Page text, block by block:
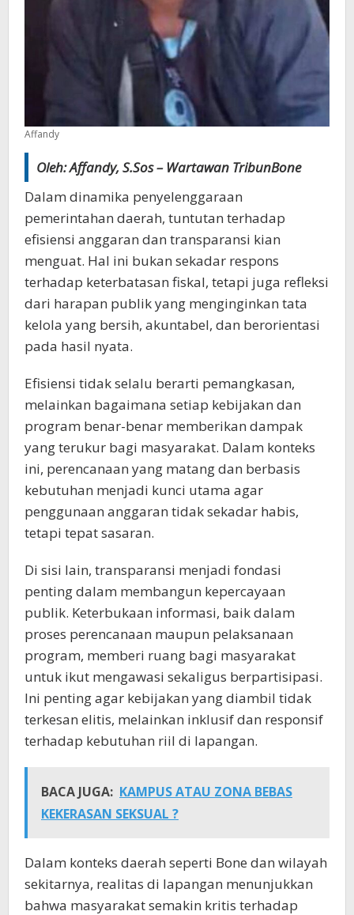
Affandy
Oleh: Affandy, S.Sos – Wartawan TribunBone
Dalam dinamika penyelenggaraan
pemerintahan daerah, tuntutan terhadap
efisiensi anggaran dan transparansi kian
menguat. Hal ini bukan sekadar respons
terhadap keterbatasan fiskal, tetapi juga refleksi
dari harapan publik yang menginginkan tata
kelola yang bersih, akuntabel, dan berorientasi
pada hasil nyata.
Efisiensi tidak selalu berarti pemangkasan,
melainkan bagaimana setiap kebijakan dan
program benar-benar memberikan dampak
yang terukur bagi masyarakat. Dalam konteks
ini, perencanaan yang matang dan berbasis
kebutuhan menjadi kunci utama agar
penggunaan anggaran tidak sekadar habis,
tetapi tepat sasaran.
Di sisi lain, transparansi menjadi fondasi
penting dalam membangun kepercayaan
publik. Keterbukaan informasi, baik dalam
proses perencanaan maupun pelaksanaan
program, memberi ruang bagi masyarakat
untuk ikut mengawasi sekaligus berpartisipasi.
Ini penting agar kebijakan yang diambil tidak
terkesan elitis, melainkan inklusif dan responsif
terhadap kebutuhan riil di lapangan.
BACA JUGA: KAMPUS ATAU ZONA BEBAS
KEKERASAN SEKSUAL ?
Dalam konteks daerah seperti Bone dan wilayah
sekitarnya, realitas di lapangan menunjukkan
bahwa masyarakat semakin kritis terhadap